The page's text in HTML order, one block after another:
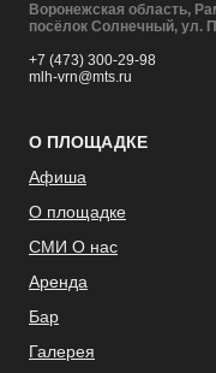
Воронежская область,
посёлок Солнечный, ул.
+7 (473) 300-29-98
mlh-vrn@mts.ru
О ПЛОЩАДКЕ
Афиша
О площадке
СМИ О нас
Аренда
Бар
Галерея